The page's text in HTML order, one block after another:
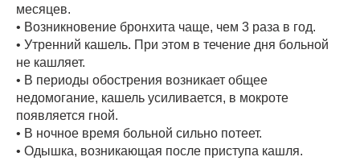
месяцев.
• Возникновение бронхита чаще, чем 3 раза в год.
• Утренний кашель. При этом в течение дня больной
не кашляет.
• В периоды обострения возникает общее
недомогание, кашель усиливается, в мокроте
появляется гной.
• В ночное время больной сильно потеет.
• Одышка, возникающая после приступа кашля.